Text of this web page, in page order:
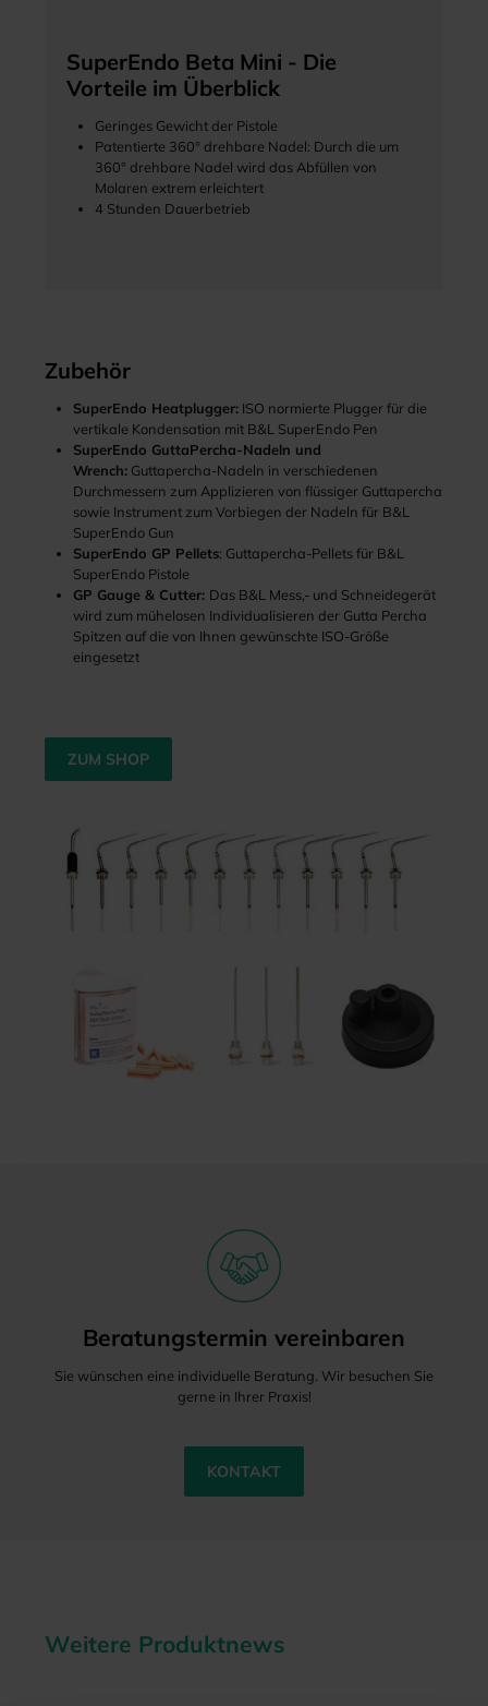
SuperEndo Beta Mini - Die
Vorteile im Überblick
Geringes Gewicht der Pistole
Patentierte 360° drehbare Nadel: Durch die um
360° drehbare Nadel wird das Abfüllen von
Molaren extrem erleichtert
4 Stunden Dauerbetrieb
Zubehör
SuperEndo Heatplugger:ISO normierte Plugger für die
vertikale Kondensation mit B&L SuperEndo Pen
SuperEndo GuttaPercha-Nadeln und
Wrench:Guttapercha-Nadeln in verschiedenen
Durchmessern zum Applizieren von flüssiger Guttapercha
sowie Instrument zum Vorbiegen der Nadeln für B&L
SuperEndo Gun
SuperEndo GP Pellets: Guttapercha-Pellets für B&L
SuperEndo Pistole
GP Gauge & Cutter: Das B&L Mess,- und Schneidegerät
wird zum mühelosen Individualisieren der Gutta Percha
Spitzen auf die von Ihnen gewünschte ISO-Größe
eingesetzt
ZUM SHOP
Beratungstermin vereinbaren
Sie wünschen eine individuelle Beratung. Wir besuchen Sie
gerne in Ihrer Praxis!
KONTAKT
Weitere Produktnews